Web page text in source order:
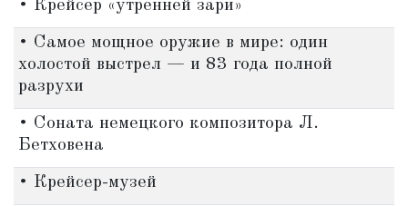
• Крейсер «утренней зари»
• Самое мощное оружие в мире: один
холостой выстрел — и 83 года полной
разрухи
• Соната немецкого композитора Л.
Бетховена
• Крейсер-музей